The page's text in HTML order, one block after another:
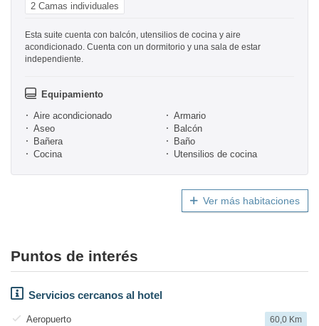
2 Camas individuales
Esta suite cuenta con balcón, utensilios de cocina y aire
acondicionado. Cuenta con un dormitorio y una sala de estar
independiente.
Equipamiento
Aire acondicionado
Armario
Aseo
Balcón
Bañera
Baño
Cocina
Utensilios de cocina
Ver más habitaciones
Puntos de interés
Servicios cercanos al hotel
Aeropuerto 60,0 Km